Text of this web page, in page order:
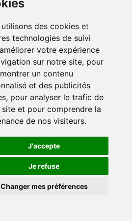
utilisons des cookies et
technologies de suivi
votre expérience
sur notre site, pour
un contenu
et des publicités
pour analyser le trafic de
site et pour comprendre la
de nos visiteurs.
J'accepte
Je refuse
Changer mes préférences